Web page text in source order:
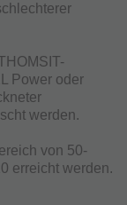
Power oder
werden.
von 50-
erreicht werden.